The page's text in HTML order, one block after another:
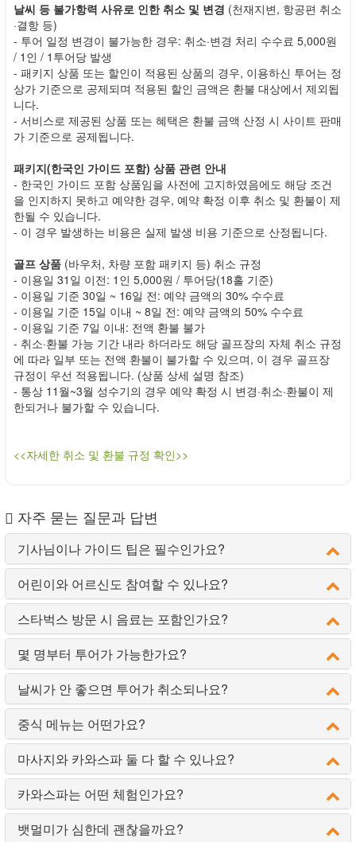
날씨 등 불가항력 사유로 인한 취소 및 변경 (천재지변, 항공편 취소
·결항 등)
- 투어 일정 변경이 불가능한 경우: 취소·변경 처리 수수료 5,000원
/ 1인 / 1투어당 발생
- 패키지 상품 또는 할인이 적용된 상품의 경우, 이용하신 투어는 정
상가 기준으로 공제되며 적용된 할인 금액은 환불 대상에서 제외됩
니다.
- 서비스로 제공된 상품 또는 혜택은 환불 금액 산정 시 사이트 판매
가 기준으로 공제됩니다.
패키지(한국인 가이드 포함) 상품 관련 안내
- 한국인 가이드 포함 상품임을 사전에 고지하였음에도 해당 조건
을 인지하지 못하고 예약한 경우, 예약 확정 이후 취소 및 환불이 제
한될 수 있습니다.
- 이 경우 발생하는 비용은 실제 발생 비용 기준으로 산정됩니다.
골프 상품 (바우처, 차량 포함 패키지 등) 취소 규정
- 이용일 31일 이전: 1인 5,000원 / 투어당(18홀 기준)
- 이용일 기준 30일 ~ 16일 전: 예약 금액의 30% 수수료
- 이용일 기준 15일 이내 ~ 8일 전: 예약 금액의 50% 수수료
- 이용일 기준 7일 이내: 전액 환불 불가
- 취소·환불 가능 기간 내라 하더라도 해당 골프장의 자체 취소 규정
에 따라 일부 또는 전액 환불이 불가할 수 있으며, 이 경우 골프장
규정이 우선 적용됩니다. (상품 상세 설명 참조)
- 통상 11월~3월 성수기의 경우 예약 확정 시 변경·취소·환불이 제
한되거나 불가할 수 있습니다.
<<자세한 취소 및 환불 규정 확인>>
자주 묻는 질문과 답변
기사님이나 가이드 팁은 필수인가요?
어린이와 어르신도 참여할 수 있나요?
스타벅스 방문 시 음료는 포함인가요?
몇 명부터 투어가 가능한가요?
날씨가 안 좋으면 투어가 취소되나요?
중식 메뉴는 어떤가요?
마사지와 카와스파 둘 다 할 수 있나요?
카와스파는 어떤 체험인가요?
뱃멀미가 심한데 괜찮을까요?